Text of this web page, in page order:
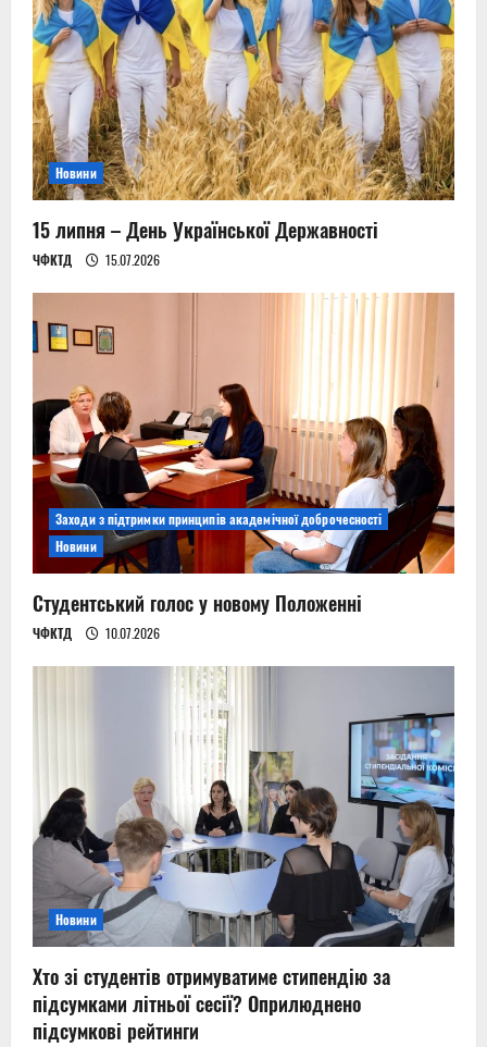
a
t
i
o
n
Новини
15 липня – День Української Державності
ЧФКТД 15.07.2026
Заходи з підтримки принципів академічної доброчесності
Новини
Студентський голос у новому Положенні
ЧФКТД 10.07.2026
Новини
Хто зі студентів отримуватиме стипендію за
підсумками літньої сесії? Оприлюднено
підсумкові рейтинги